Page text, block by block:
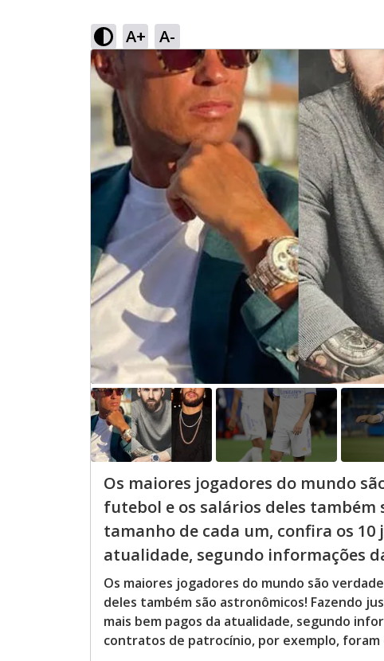
A+ A-
Os maiores jogadores do mundo
futebol e os salários deles também
tamanho de cada um, confira os 10
atualidade, segundo informações
Os maiores jogadores do mundo são
deles também são astronômicos! Fazendo
mais bem pagos da atualidade, segundo
contratos de patrocínio, por exemplo,